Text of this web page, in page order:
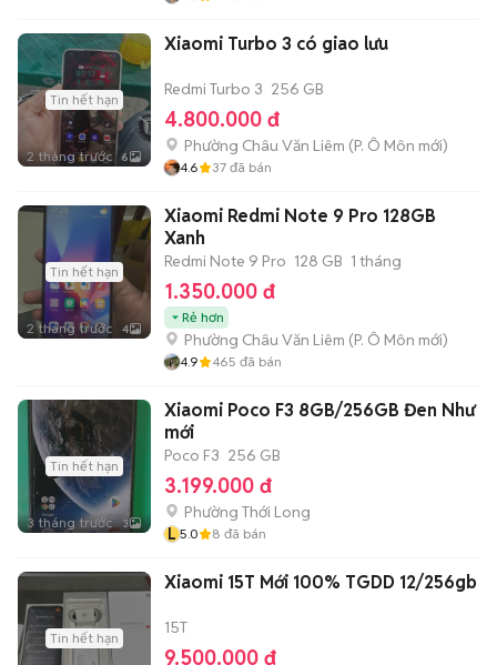
Tin hết hạn
2 tháng trước 6
Xiaomi Turbo 3 có giao lưu
Redmi Turbo 3 256 GB
4.800.000 đ
Phường Châu Văn Liêm (P. Ô Môn mới)
4.6 37 đã bán
Tin hết hạn
2 tháng trước 4
Xiaomi Redmi Note 9 Pro 128GB
Xanh
Redmi Note 9 Pro 128 GB 1 tháng
1.350.000 đ
Rẻ hơn
Phường Châu Văn Liêm (P. Ô Môn mới)
4.9 465 đã bán
Tin hết hạn
3 tháng trước 3
Xiaomi Poco F3 8GB/256GB Đen Như
mới
Poco F3 256 GB
3.199.000 đ
Phường Thới Long
L 5.0 8 đã bán
Tin hết hạn
Xiaomi 15T Mới 100% TGDD 12/256gb
15T
9.500.000 đ